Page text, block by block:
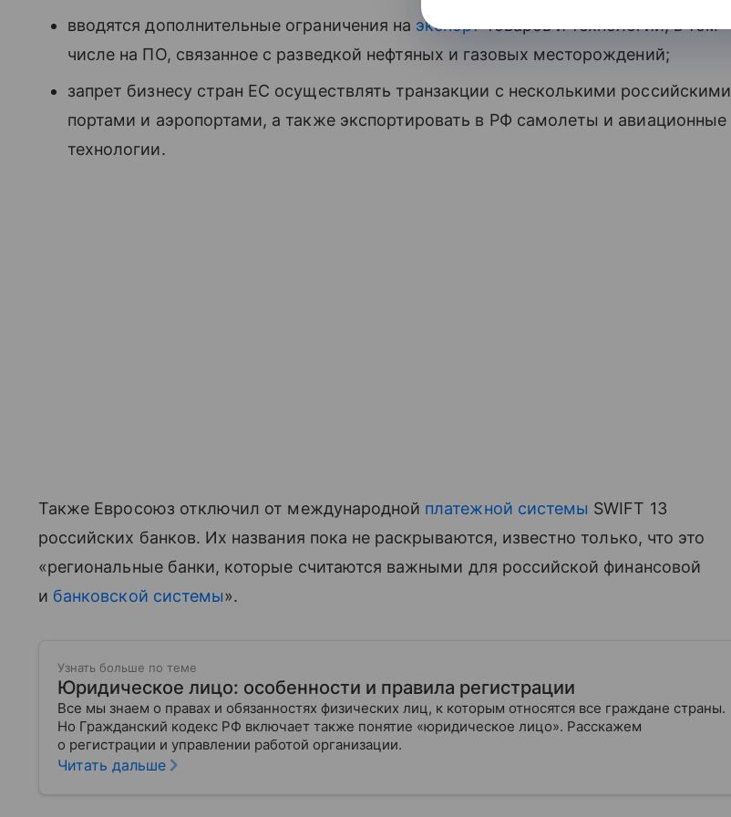
вводятся дополнительные ограничения на экспорттоваров и технологий, в том
числе на ПО, связанное с разведкой нефтяных и газовых месторождений;
запрет бизнесу стран ЕС осуществлять транзакции с несколькими российскими
портами и аэропортами, а также экспортировать в РФ самолеты и авиационные
технологии.
Также Евросоюз отключил от международной платежной системы SWIFT 13
российских банков. Их названия пока не раскрываются, известно только, что это
«региональные банки, которые считаются важными для российской финансовой
и банковской системы».
Узнать больше по теме
Юридическое лицо: особенности и правила регистрации
Все мы знаем о правах и обязанностях физических лиц, к которым относятся все граждане страны.
Но Гражданский кодекс РФ включает также понятие «юридическое лицо». Расскажем
о регистрации и управлении работой организации.
Читать дальше